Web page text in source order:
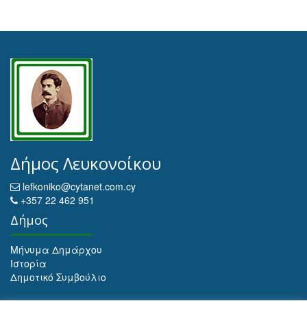
Δήμος Λευκονοίκου
lefkoniko@cytanet.com.cy
+357 22 462 951
Δήμος
Μήνυμα Δημάρχου
Ιστορία
Δημοτικό Συμβούλιο